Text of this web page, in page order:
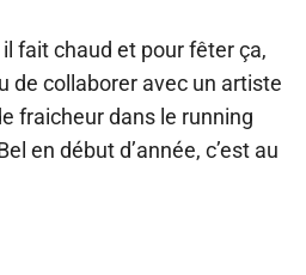
il fait chaud et pour fêter ça,
de collaborer avec un artiste
fraicheur dans le running
en début d’année, c’est au